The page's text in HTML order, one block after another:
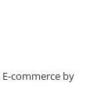
commerce by